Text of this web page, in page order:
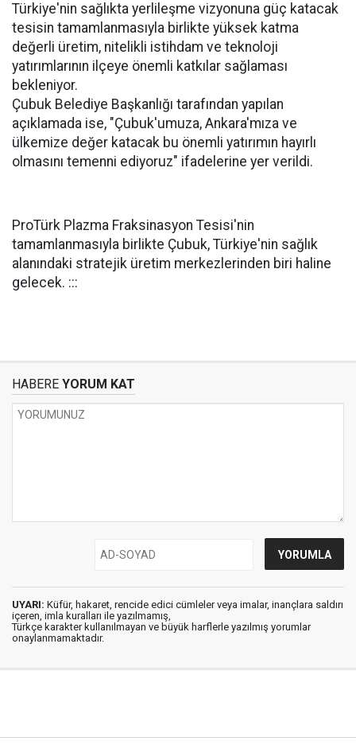
Türkiye'nin sağlıkta yerlileşme vizyonuna güç katacak
tesisin tamamlanmasıyla birlikte yüksek katma
değerli üretim, nitelikli istihdam ve teknoloji
yatırımlarının ilçeye önemli katkılar sağlaması
bekleniyor.
Çubuk Belediye Başkanlığı tarafından yapılan
açıklamada ise, "Çubuk'umuza, Ankara'mıza ve
ülkemize değer katacak bu önemli yatırımın hayırlı
olmasını temenni ediyoruz" ifadelerine yer verildi.
ProTürk Plazma Fraksinasyon Tesisi'nin
tamamlanmasıyla birlikte Çubuk, Türkiye'nin sağlık
alanındaki stratejik üretim merkezlerinden biri haline
gelecek. :::
HABERE YORUM KAT
UYARI: Küfür, hakaret, rencide edici cümleler veya imalar, inançlara saldırı
içeren, imla kuralları ile yazılmamış,
Türkçe karakter kullanılmayan ve büyük harflerle yazılmış yorumlar
onaylanmamaktadır.